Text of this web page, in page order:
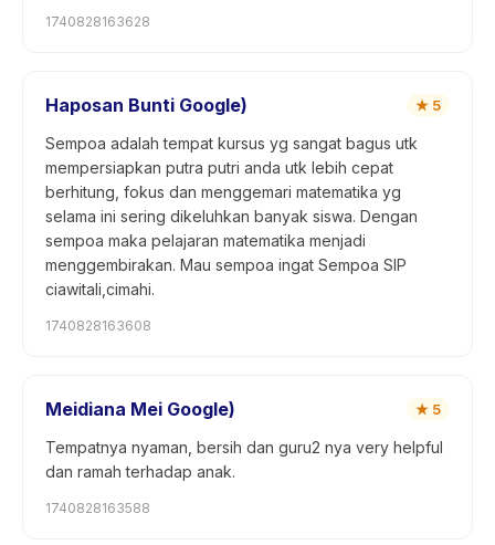
1740828163628
Haposan Bunti Google) ★ 5
Sempoa adalah tempat kursus yg sangat bagus utk
mempersiapkan putra putri anda utk lebih cepat
berhitung, fokus dan menggemari matematika yg
selama ini sering dikeluhkan banyak siswa. Dengan
sempoa maka pelajaran matematika menjadi
menggembirakan. Mau sempoa ingat Sempoa SIP
ciawitali,cimahi.
1740828163608
Meidiana Mei Google) ★ 5
Tempatnya nyaman, bersih dan guru2 nya very helpful
dan ramah terhadap anak.
1740828163588